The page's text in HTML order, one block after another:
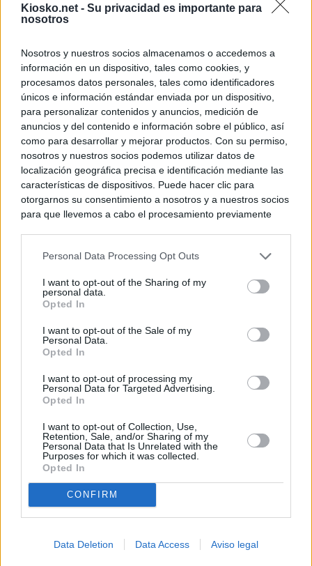
Kiosko.net - Su privacidad es importante para
nosotros
Nosotros y nuestros socios almacenamos o accedemos a
información en un dispositivo, tales como cookies, y
procesamos datos personales, tales como identificadores
únicos e información estándar enviada por un dispositivo,
para personalizar contenidos y anuncios, medición de
anuncios y del contenido e información sobre el público, así
como para desarrollar y mejorar productos. Con su permiso,
nosotros y nuestros socios podemos utilizar datos de
localización geográfica precisa e identificación mediante las
características de dispositivos. Puede hacer clic para
otorgarnos su consentimiento a nosotros y a nuestros socios
para que llevemos a cabo el procesamiento previamente
negar su consentimiento. Tenga en cuenta que algún
de su consentimiento, pero usted tiene el derecho de
rechazar tal procesamiento. Sus preferencias se aplicarán
cualquier momento entrando de nuevo en este sitio web o
visitando nuestra política de privacidad.
Personal Data Processing Opt Outs
I want to opt-out of the Sharing of my
personal data.
Opted In
I want to opt-out of the Sale of my
Personal Data.
Opted In
I want to opt-out of processing my
Personal Data for Targeted Advertising.
Opted In
I want to opt-out of Collection, Use,
Retention, Sale, and/or Sharing of my
Personal Data that Is Unrelated with the
Purposes for which it was collected.
Opted In
CONFIRM
Data Deletion Data Access Aviso legal